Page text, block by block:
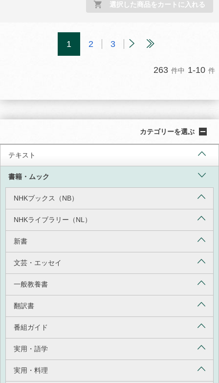
選択した商品をカートに入れる
1 2 3
263 件中 1-10 件
カテゴリーを選ぶ
テキスト
書籍・ムック
NHKブックス（NB）
NHKライブラリー（NL）
新書
文芸・エッセイ
一般教養書
翻訳書
番組ガイド
実用・語学
実用・料理